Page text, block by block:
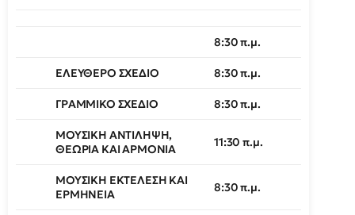
8:30 π.μ.
ΕΛΕΥΘΕΡΟ ΣΧΕΔΙΟ 8:30 π.μ.
ΓΡΑΜΜΙΚΟ ΣΧΕΔΙΟ 8:30 π.μ.
ΜΟΥΣΙΚΗ ΑΝΤΙΛΗΨΗ,
ΘΕΩΡΙΑ ΚΑΙ ΑΡΜΟΝΙΑ
11:30 π.μ.
ΜΟΥΣΙΚΗ ΕΚΤΕΛΕΣΗ ΚΑΙ
ΕΡΜΗΝΕΙΑ
8:30 π.μ.